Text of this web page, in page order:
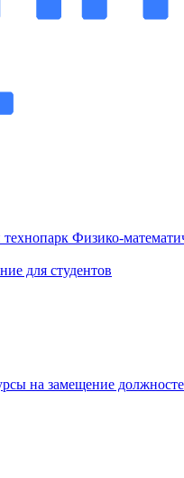
технопарк Физико-
для студентов
на замещение